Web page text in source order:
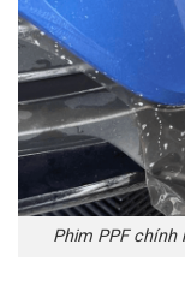
Phim PPF chính